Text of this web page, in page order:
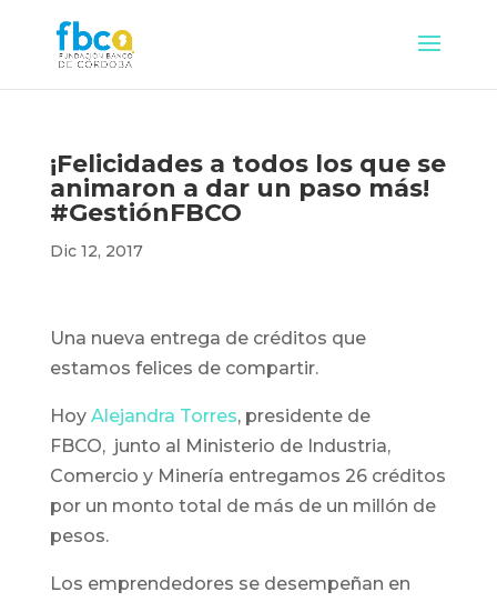
¡Felicidades a todos los que se
animaron a dar un paso más!
#GestiónFBCO
Dic 12, 2017
Una nueva entrega de créditos que
estamos felices de compartir.
Hoy Alejandra Torres, presidente de
FBCO, junto al Ministerio de Industria,
Comercio y Minería entregamos 26 créditos
por un monto total de más de un millón de
pesos.
Los emprendedores se desempeñan en